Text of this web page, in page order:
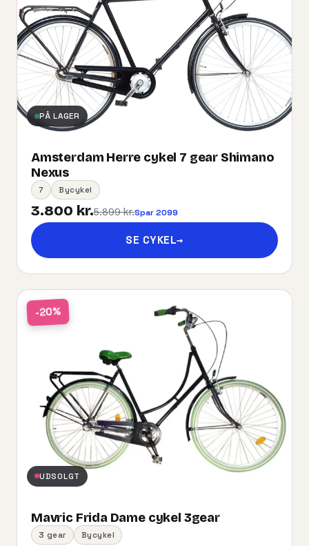
PÅ LAGER
Amsterdam Herre cykel 7 gear Shimano
Nexus
7 Bycykel
3.800 kr.5.899 kr.Spar 2099
SE CYKEL→
-20%
UDSOLGT
Mavric Frida Dame cykel 3gear
3 gear Bycykel